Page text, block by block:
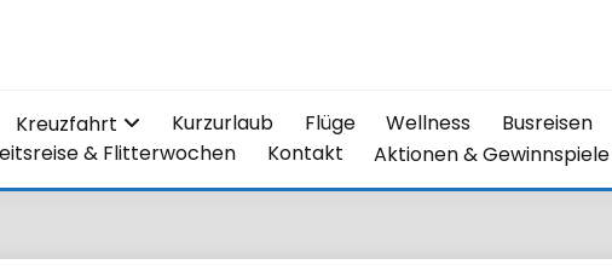
Kreuzfahrt Kurzurlaub Flüge Wellness Busreisen
& Flitterwochen
Kontakt Aktionen & Gewinnspiele